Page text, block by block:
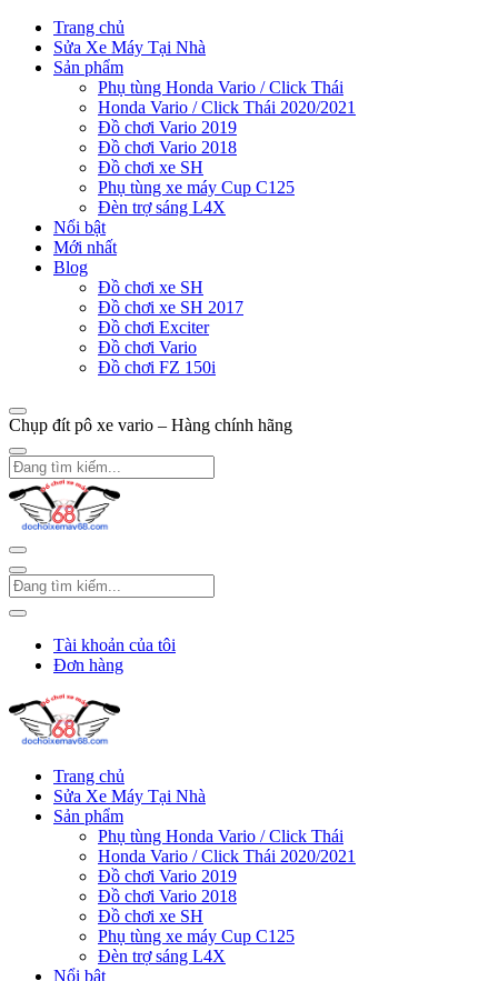
Trang chủ
Sửa Xe Máy Tại Nhà
Sản phẩm
Phụ tùng Honda Vario / Click Thái
Honda Vario / Click Thái 2020/2021
Đồ chơi Vario 2019
Đồ chơi Vario 2018
Đồ chơi xe SH
Phụ tùng xe máy Cup C125
Đèn trợ sáng L4X
Nổi bật
Mới nhất
Blog
Đồ chơi xe SH
Đồ chơi xe SH 2017
Đồ chơi Exciter
Đồ chơi Vario
Đồ chơi FZ 150i
Chụp đít pô xe vario – Hàng chính hãng
Tài khoản của tôi
Đơn hàng
Trang chủ
Sửa Xe Máy Tại Nhà
Sản phẩm
Phụ tùng Honda Vario / Click Thái
Honda Vario / Click Thái 2020/2021
Đồ chơi Vario 2019
Đồ chơi Vario 2018
Đồ chơi xe SH
Phụ tùng xe máy Cup C125
Đèn trợ sáng L4X
Nổi bật